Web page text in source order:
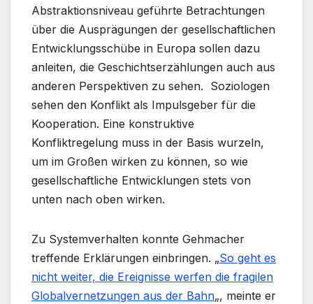
Abstraktionsniveau geführte Betrachtungen
über die Ausprägungen der gesellschaftlichen
Entwicklungs­schübe in Europa sollen dazu
anleiten, die Geschichts­erzählungen auch aus
anderen Perspektiven zu sehen. Soziologen
sehen den Konflikt als Impulsgeber für die
Kooperation. Eine konstruktive
Konfliktregelung muss in der Basis wurzeln,
um im Großen wirken zu können, so wie
gesellschaftliche Entwicklungen stets von
unten nach oben wirken.
Zu Systemverhalten konnte Gehmacher
treffende Erklärungen einbringen. „So geht es
nicht weiter, die Ereignisse werfen die fragilen
Globalvernetzungen aus der Bahn„, meinte er